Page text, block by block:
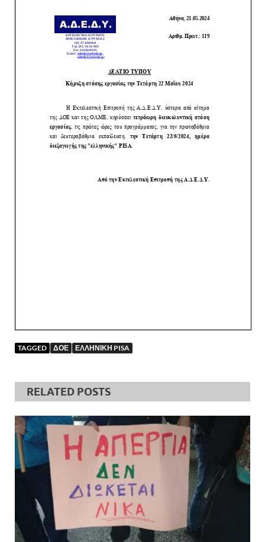
TAGGED ΔΟΕ ΕΛΛΗΝΙΚΗ PISA
RELATED POSTS